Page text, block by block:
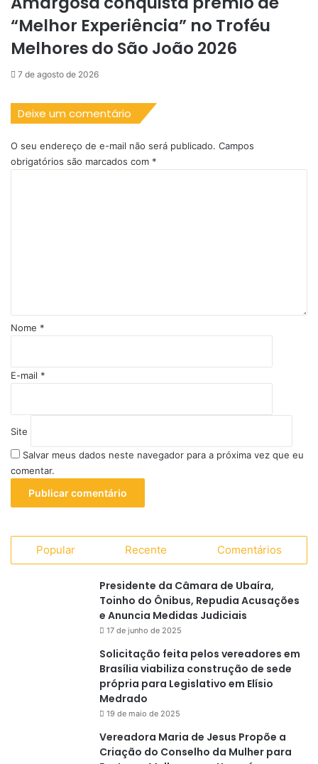
“Melhor Experiência” no Troféu
Melhores do São João 2026
7 de agosto de 2026
Deixe um comentário
O seu endereço de e-mail não será publicado. Campos
obrigatórios são marcados com *
o
*
Nome *
E-mail *
Site
Salvar meus dados neste navegador para a próxima vez que eu
comentar.
Popular Recente Comentários
Presidente da Câmara de Ubaíra,
Toinho do Ônibus, Repudia Acusações
e Anuncia Medidas Judiciais
17 de junho de 2025
Solicitação feita pelos vereadores em
Brasília viabiliza construção de sede
própria para Legislativo em Elísio
Medrado
19 de maio de 2025
Vereadora Maria de Jesus Propõe a
Criação do Conselho da Mulher para